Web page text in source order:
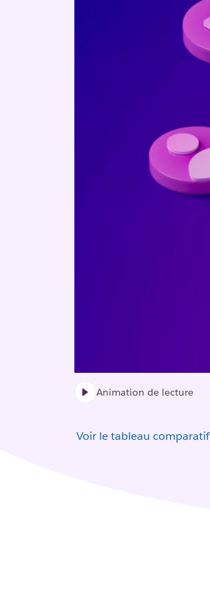
Animation de lecture
Voir le tableau comparatif